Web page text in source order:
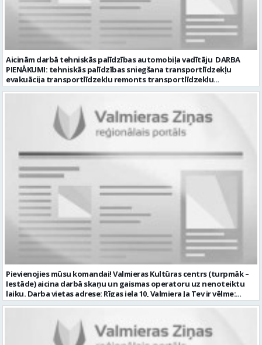
Aicinām darbā tehniskās palīdzības automobiļa vadītāju DARBA
PIENĀKUMI: tehniskās palīdzības sniegšana transportlīdzekļu
evakuācija transportlīdzekļu remonts transportlīdzekļu
sagatavošana tehniskai apskatei PRASĪBAS PRETENDENTIEM:
transportlīdzekļa vadītāja apliecība vēlama D, CE kategorijas
transportlīdzekļa vadītāja pieredze vismaz 2 gadi labas saskarsmes
un komunikācijas prasmes pieredze transportlīdzekļu remontu
veikšanā UZŅĒMUMS PIEDĀVĀ: darbu stabilā uzņēmumā darba
samaksu no 1600 EUR (pirms nodokļu nomaksas) darba laiku pēc
grafika: dežūra 08.00 – 17.00, 2.dežūra 08.00 – 21.00. pilnas sociālās
garantijas veselības apdrošināšanas iespējas dinamisku un
profesionālu darba vidi CV ar norādi vakancei „Tehniskās palīdzības
automobiļa vadītājs” iesniegt: sūtot elektroniski uz info@vtu-
valmiera.lv personīgi SIA „VTU Valmiera”, Reģ.nr. 40003004220,
administrācijas ēkas „Brandeļi”, Brandeļi, Kocēnu pagasts, Valmieras
novads, personāla daļā darba dienās no plkst. 09:00 līdz 16:00.
Sazināsimies ar pretendentiem, kuri būs izvirzīti nākamajai atlases
kārtai. * Iesniegtos personas datus SIA “VTU VALMIERA” izmantos, lai
konkursa kārtībā noteiktu vakancei atbilstošāko kandidātu. Ja
kandidāts vēlas, lai viņa personas dati tiktu saglabāti SIA “VTU
VALMIERA” iekšējā datu bāzē ar mērķi tos apstrādāt citos SIA “VTU
VALMIERA” personāla atlases konkursos, tad pieteikumā vakancei
lūdzam kandidātam norādīt savu piekrišanu personas datu
saglabāšanai. Profesija: AUTOMOBIĻA VADĪTĀJS Darba vietas adrese:
LATVIJA, Brandeļi, Brandeļi, Kocēnu pag., Valmieras nov. Darba laika
veids: Maiņu darbs Darbības joma: Pakalpojumi Pieteikto vietu
skaits: 1 Aktuāla līdz: 2026-08-21 Kontaktpersona: CV ar norādi
vakancei lūdzu sūtīt uz e-pastu info@vtu-valmiera.lv vai iesniegt
Pievienojies mūsu komandai! Valmieras Kultūras centrs (turpmāk –
Iestāde) aicina darbā skaņu un gaismas operatoru uz nenoteiktu
laiku. Darba vietas adrese: Rīgas iela 10, Valmiera Ja Tev ir vēlme:
nodrošināt skaņas un gaismas iekārtu un to vadības sistēmas
operatora pienākumus pasākumos Iestādēs telpās un ārpus tām
Iestādes; piemērot skaņas un gaismas mākslinieciskos risinājumus